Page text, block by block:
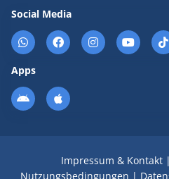
Social Media
Apps
Impressum & Kontakt|
Nutzungsbedingungen |